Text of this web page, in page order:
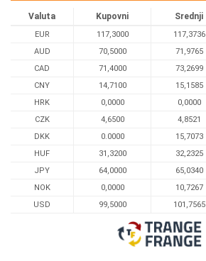
Valuta Kupovni Srednji
EUR 117,3000 117,3736
AUD
70,5000 71,9765
CAD
71,4000 73,2699
CNY
14,7100 15,1585
HRK
0,0000 0,0000
CZK
4,6500 4,8521
DKK
0.0000 15,7073
HUF
31,3200 32,2325
JPY
64,0000 65,0340
NOK
0,0000 10,7267
USD
99,5000 101,7565